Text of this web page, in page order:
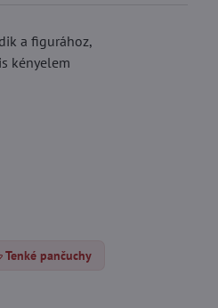
a figurához,
kényelem
Tenké pančuchy